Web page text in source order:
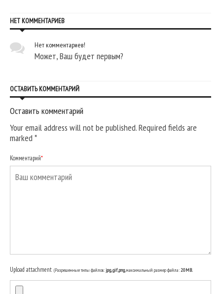
НЕТ КОММЕНТАРИЕВ
Нет комментариев!
Может, Ваш будет первым?
ОСТАВИТЬ КОММЕНТАРИЙ
Оставить комментарий
Your email address will not be published. Required fields are
marked*
Комментарий*
Upload attachment (Разрешенные типы файлов:jpg, gif, png, максимальный размер файла:20MB.